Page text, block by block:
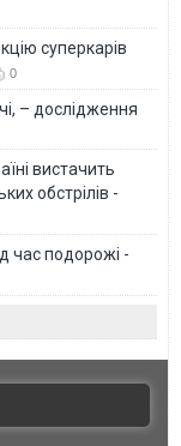
суперкарів
0
– дослідження
вистачить
обстрілів -
час подорожі -